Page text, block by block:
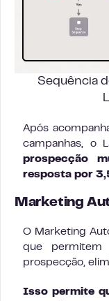
Sequência
Após
campanhas, o
prospecção
resposta por
Marketing
O Marketing
que permitem
prospecção,
Isso permite